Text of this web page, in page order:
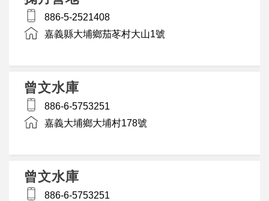
886-5-2521408
嘉義縣大埔鄉茄苳村大山1號
曾文水庫
886-6-5753251
嘉義大埔鄉大埔村178號
曾文水庫
886-6-5753251